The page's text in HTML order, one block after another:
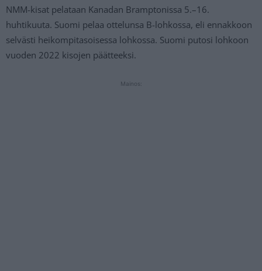
NMM-kisat pelataan Kanadan Bramptonissa 5.–16.
huhtikuuta. Suomi pelaa ottelunsa B-lohkossa, eli ennakkoon
selvästi heikompitasoisessa lohkossa. Suomi putosi lohkoon
vuoden 2022 kisojen päätteeksi.
Mainos: